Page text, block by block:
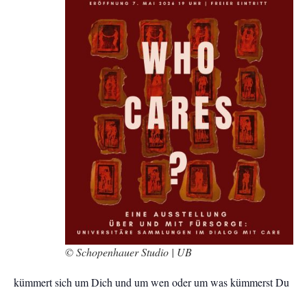
© Schopenhauer Studio | UB
kümmert sich um Dich und um wen oder um was kümmerst Du